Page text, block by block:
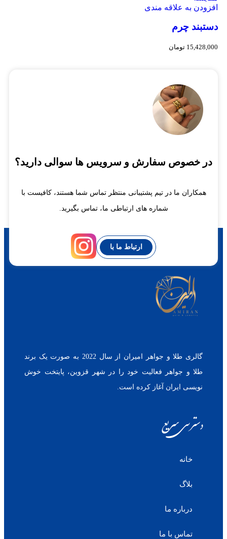
افزودن به علاقه مندی
دستبند چرم
15,428,000 تومان
در خصوص سفارش و سرویس ها سوالی دارید؟
همکاران ما در تیم پشتیبانی منتظر تماس شما هستند، کافیست با
شماره های ارتباطی ما، تماس بگیرید.
ارتباط ما با
گالری طلا و جواهر امیران از سال 2022 به صورت یک برند
طلا و جواهر فعالیت خود را در شهر قزوین، پایتخت خوش
نویسی ایران آغاز کرده است.
دسترسی سریع
خانه
بلاگ
درباره ما
تماس با ما